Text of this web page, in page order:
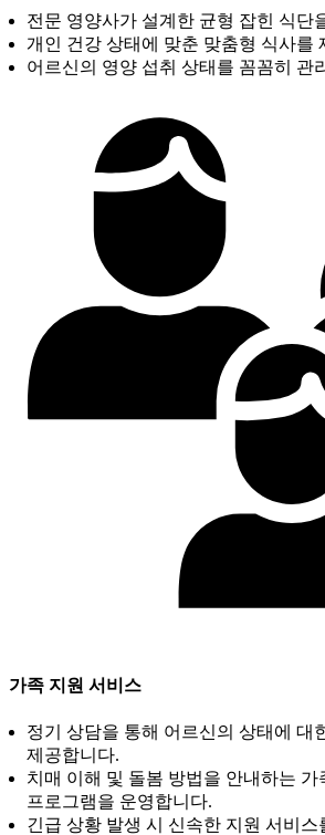
전문 영양사가 설계한 균형 잡힌 식단
개인 건강 상태에 맞춘 맞춤형 식사를
어르신의 영양 섭취 상태를 꼼꼼히 관
가족 지원 서비스
정기 상담을 통해 어르신의 상태에 대
제공합니다.
치매 이해 및 돌봄 방법을 안내하는 가
프로그램을 운영합니다.
긴급 상황 발생 시 신속한 지원 서비스